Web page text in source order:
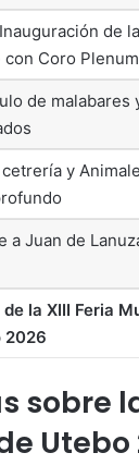
de
con Coro Plenum
de malabares
y
a Juan de
la XIII Feria
2026
sobre
Utebo